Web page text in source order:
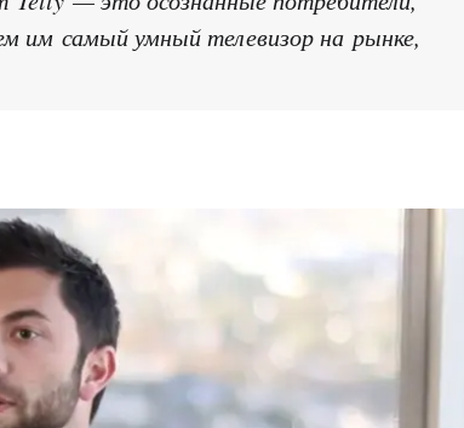
им самый умный телевизор на рынке,